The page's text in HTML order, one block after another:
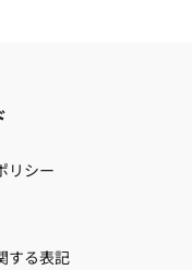
リシー
する表記